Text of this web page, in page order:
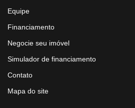
Equipe
Financiamento
Negocie seu imóvel
Simulador de financiamento
Contato
Mapa do site